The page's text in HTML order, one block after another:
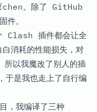
。除了 GitHub
件。
Clash 插件都会让全
消耗的性能损失，对
所以我魔改了别人的插
于是我也走上了自行编
，我编译了三种